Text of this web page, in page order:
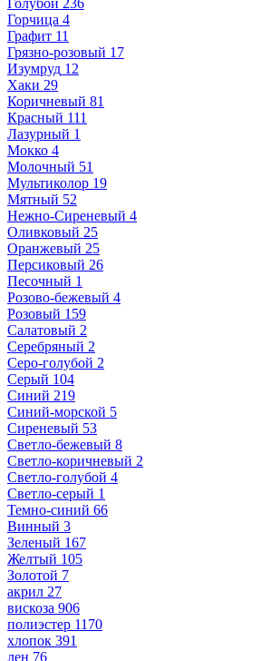
Голубой 236
Горчица 4
Графит 11
Грязно-розовый 17
Изумруд 12
Хаки 29
Коричневый 81
Красный 111
Лазурный 1
Мокко 4
Молочный 51
Мультиколор 19
Мятный 52
Нежно-Сиреневый 4
Оливковый 25
Оранжевый 25
Персиковый 26
Песочный 1
Розово-бежевый 4
Розовый 159
Салатовый 2
Серебряный 2
Серо-голубой 2
Серый 104
Синий 219
Синий-морской 5
Сиреневый 53
Светло-бежевый 8
Светло-коричневый 2
Светло-голубой 4
Светло-серый 1
Темно-синий 66
Винный 3
Зеленый 167
Желтый 105
Золотой 7
акрил 27
вискоза 906
полиэстер 1170
хлопок 391
лен 76